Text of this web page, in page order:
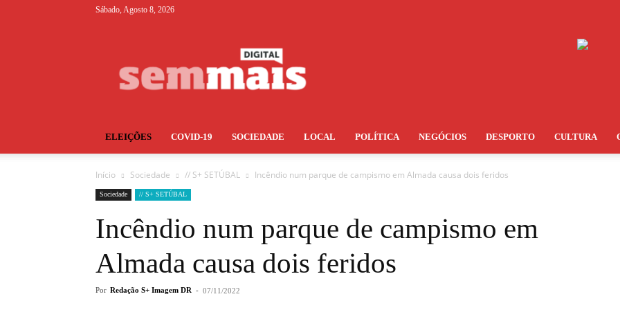
Sábado, Agosto 8, 2026
ELEIÇÕES COVID-19 SOCIEDADE LOCAL POLÍTICA NEGÓCIOS DESPORTO CULTURA
Início Sociedade // S+ SETÚBAL Incêndio num parque de campismo em Almada causa dois feridos
Sociedade // S+ SETÚBAL
Incêndio num parque de campismo em
Almada causa dois feridos
Por Redação S+ Imagem DR - 07/11/2022